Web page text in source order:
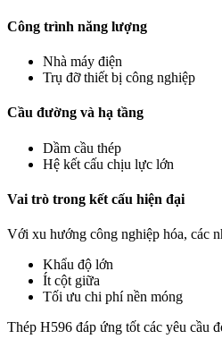
Công trình năng lượng
Nhà máy điện
Trụ đỡ thiết bị công nghiệp
Cầu đường và hạ tầng
Dầm cầu thép
Hệ kết cấu chịu lực lớn
Vai trò trong kết cấu hiện đại
Với xu hướng công nghiệp hóa, các
Khẩu độ lớn
Ít cột giữa
Tối ưu chi phí nền móng
Thép H596 đáp ứng tốt các yêu cầu